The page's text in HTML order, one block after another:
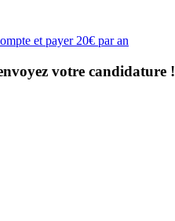
et payer 20€ par an
votre candidature !